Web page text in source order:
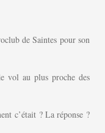
de Saintes pour son
vol au plus proche des
c’était ? La réponse ?